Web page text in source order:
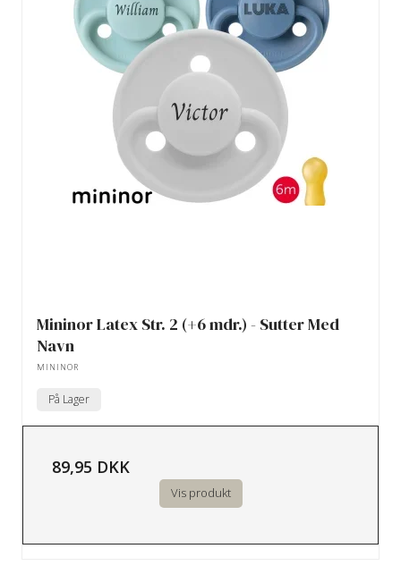
Mininor Latex Str. 2 (+6 mdr.) - Sutter Med
Navn
MININOR
På Lager
89,95 DKK
Vis produkt